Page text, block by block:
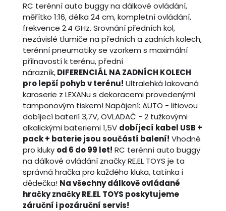
RC terénní auto buggy na dálkové ovládání,
měřítko 1:16, délka 24 cm, kompletní ovládání,
frekvence 2.4 GHz. Srovnání předních kol,
nezávislé tlumiče na předních a zadních kolech,
terénní pneumatiky se vzorkem s maximální
přilnavostí k terénu, přední
nárazník,DIFERENCIÁL NA ZADNÍCH KOLECH
pro lepší pohyb v terénu! Ultralehká lakovaná
karoserie z LEXANu s dekoracemi provedenými
tamponovým tiskem! Napájení: AUTO - litiovou
dobíjecí baterií 3,7V, OVLADAČ - 2 tužkovými
alkalickými bateriemi 1,5V dobíjecí kabel USB +
pack + baterie jsou součástí balení! Vhodné
pro kluky od 6 do 99 let! RC terénní auto buggy
na dálkové ovládání značky RE.EL TOYS je ta
správná hračka pro každého kluka, tatínka i
dědečka! Na všechny dálkově ovládané
hračky značky RE.EL TOYS poskytujeme
záruční i pozáruční servis!